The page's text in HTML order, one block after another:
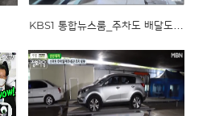
KBS1 통합뉴스룸_주차도 배달도 척척 서비스로봇